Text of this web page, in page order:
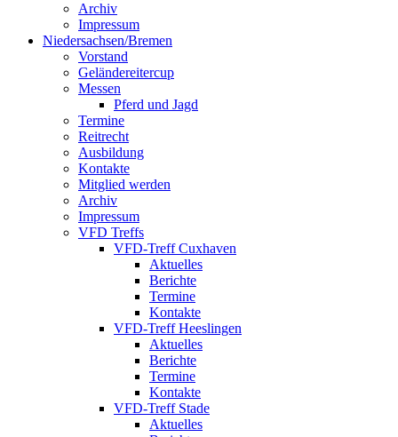
Archiv
Impressum
Niedersachsen/Bremen
Vorstand
Geländereitercup
Messen
Pferd und Jagd
Termine
Reitrecht
Ausbildung
Kontakte
Mitglied werden
Archiv
Impressum
VFD Treffs
VFD-Treff Cuxhaven
Aktuelles
Berichte
Termine
Kontakte
VFD-Treff Heeslingen
Aktuelles
Berichte
Termine
Kontakte
VFD-Treff Stade
Aktuelles